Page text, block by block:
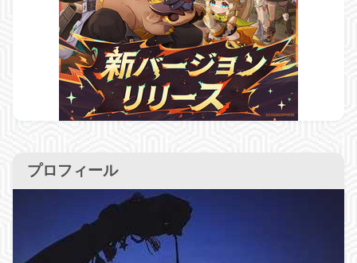
プロフィール